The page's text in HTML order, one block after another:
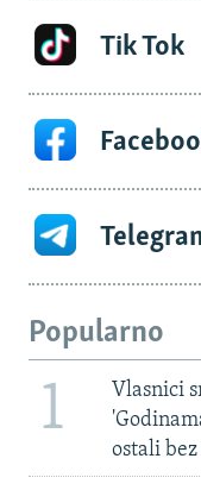
Tik Tok
Popularno
1
Vlasnici
ostali bez